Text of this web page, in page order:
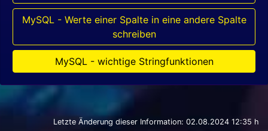
MySQL - Werte einer Spalte in eine andere Spalte
schreiben
MySQL - wichtige Stringfunktionen
Letzte Änderung dieser Information: 02.08.2024 12:35 h